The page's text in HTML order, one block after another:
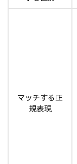
マッチする正
規表現